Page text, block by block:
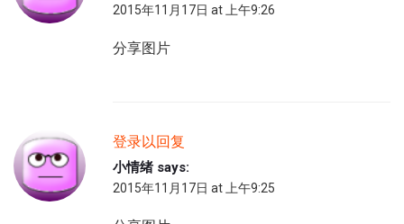
2015年11月17日 at 上午9:26
分享图片
登录以回复
小情绪 says:
2015年11月17日 at 上午9:25